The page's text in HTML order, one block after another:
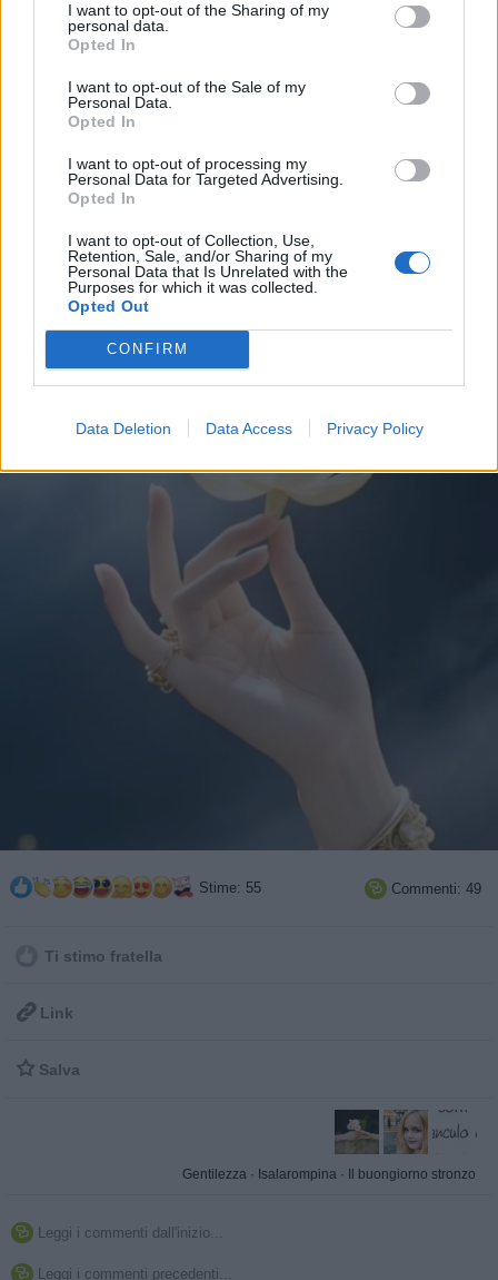
I want to opt-out of the Sharing of my
personal data.
Opted In
I want to opt-out of the Sale of my
Personal Data.
Opted In
I want to opt-out of processing my
Personal Data for Targeted Advertising.
Opted In
I want to opt-out of Collection, Use,
Retention, Sale, and/or Sharing of my
Personal Data that Is Unrelated with the
Purposes for which it was collected.
Opted Out
CONFIRM
Data Deletion Data Access Privacy Policy
🌻
Stime: 55  Commenti: 49
Ti stimo fratella
 Link
 Salva
Gentilezza · Isalarompina · Il buongiorno stronzo
 Leggi i commenti dall'inizio...
 Leggi i commenti precedenti...